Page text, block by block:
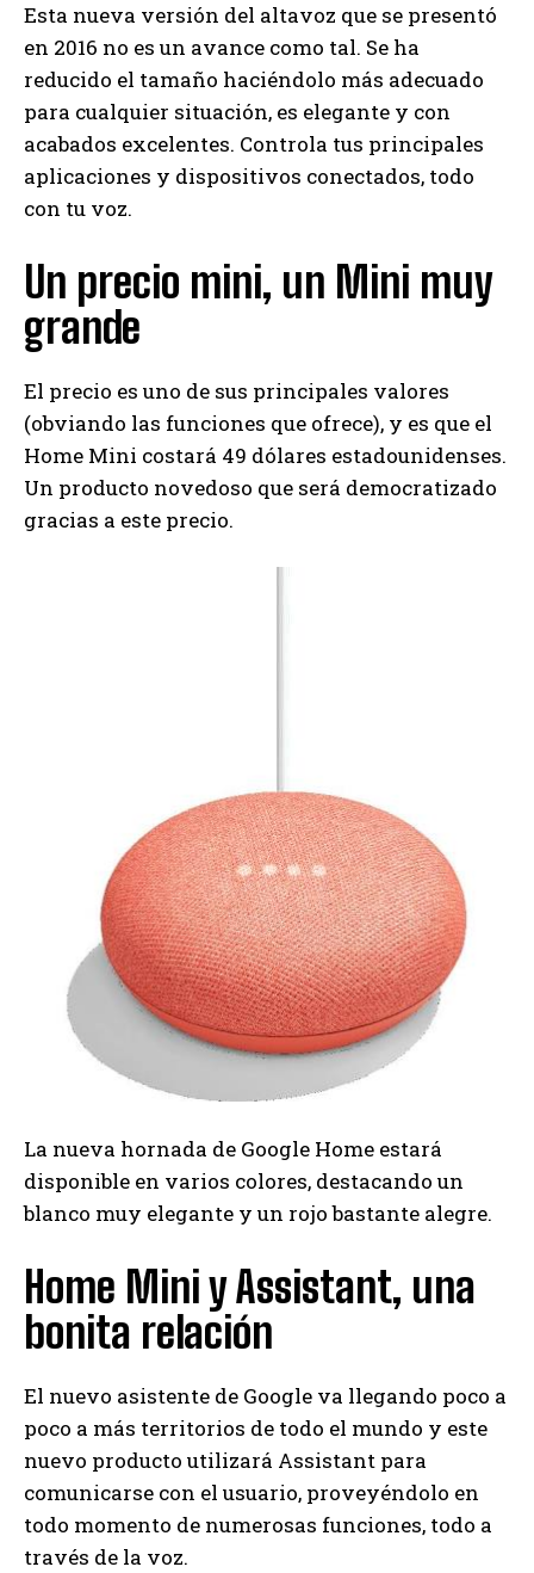
Esta nueva versión del altavoz que se presentó
en 2016 no es un avance como tal. Se ha
reducido el tamaño haciéndolo más adecuado
para cualquier situación, es elegante y con
acabados excelentes. Controla tus principales
aplicaciones y dispositivos conectados, todo
con tu voz.
Un precio mini, un Mini muy
grande
El precio es uno de sus principales valores
(obviando las funciones que ofrece), y es que el
Home Mini costará 49 dólares estadounidenses.
Un producto novedoso que será democratizado
gracias a este precio.
La nueva hornada de Google Home estará
disponible en varios colores, destacando un
blanco muy elegante y un rojo bastante alegre.
Home Mini y Assistant, una
bonita relación
El nuevo asistente de Google va llegando poco a
poco a más territorios de todo el mundo y este
nuevo producto utilizará Assistant para
comunicarse con el usuario, proveyéndolo en
todo momento de numerosas funciones, todo a
través de la voz.